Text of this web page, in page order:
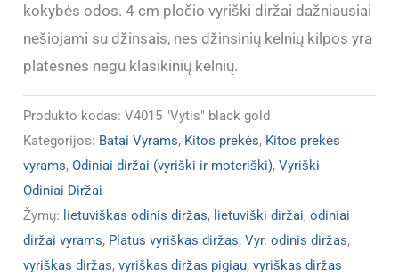
kokybės odos. 4 cm pločio vyriški diržai dažniausiai
nešiojami su džinsais, nes džinsinių kelnių kilpos yra
platesnės negu klasikinių kelnių.
Produkto kodas:V4015 "Vytis" black gold
Kategorijos: Batai Vyrams, Kitos prekės, Kitos prekės
vyrams,Odiniai diržai (vyriški ir moteriški),Vyriški
Odiniai Diržai
Žymų: lietuviškas odinis diržas, lietuviški diržai,odiniai
diržai vyrams, Platus vyriškas diržas,Vyr. odinis diržas,
vyriškas diržas,vyriškas diržas pigiau,vyriškas diržas